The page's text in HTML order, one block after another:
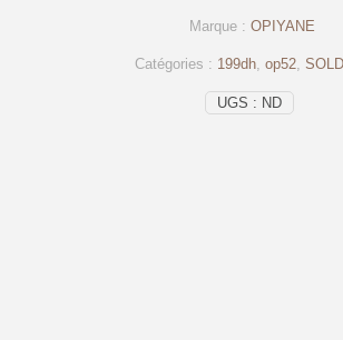
UGS : ND
Catégories : 199dh op52
Marque : OPIYANE